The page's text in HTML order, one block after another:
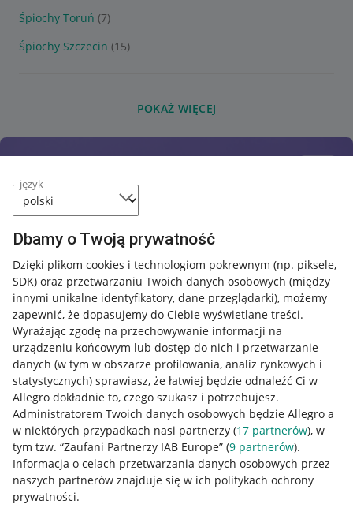
język
Dbamy o Twoją prywatność
Dzięki plikom cookies i technologiom pokrewnym (np. piksele,
SDK) oraz przetwarzaniu Twoich danych osobowych (między
innymi unikalne identyfikatory, dane przeglądarki), możemy
zapewnić, że dopasujemy do Ciebie wyświetlane treści.
Wyrażając zgodę na przechowywanie informacji na
urządzeniu końcowym lub dostęp do nich i przetwarzanie
danych (w tym w obszarze profilowania, analiz rynkowych i
statystycznych) sprawiasz, że łatwiej będzie odnaleźć Ci w
Allegro dokładnie to, czego szukasz i potrzebujesz.
Administratorem Twoich danych osobowych będzie Allegro a
w niektórych przypadkach nasi partnerzy (17 partnerów), w
tym tzw. “Zaufani Partnerzy IAB Europe” (9 partnerów).
Informacja o celach przetwarzania danych osobowych przez
naszych partnerów znajduje się w ich politykach ochrony
prywatności.
Śpiochy Toruń (7)
Śpiochy Szczecin (15)
POKAŻ WIĘCEJ
Przydatne informacje
Jak to działa